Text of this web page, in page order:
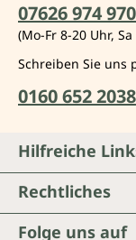
07626 974
(Mo-Fr 8-20 Uhr,
Schreiben Sie uns
0160 652 2038
Folge uns auf
Hilfreiche
Rechtliches